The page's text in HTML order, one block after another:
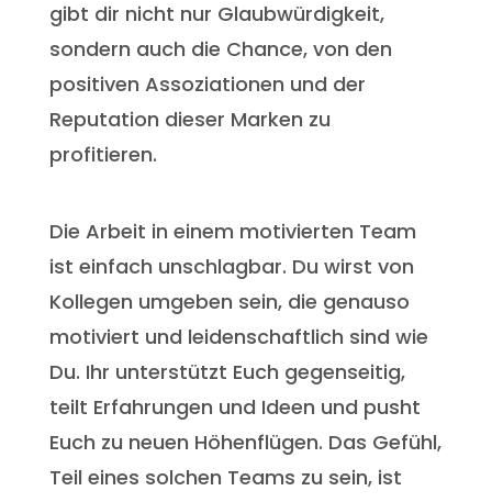
gibt dir nicht nur Glaubwürdigkeit,
sondern auch die Chance, von den
positiven Assoziationen und der
Reputation dieser Marken zu
profitieren.
Die Arbeit in einem motivierten Team
ist einfach unschlagbar. Du wirst von
Kollegen umgeben sein, die genauso
motiviert und leidenschaftlich sind wie
Du. Ihr unterstützt Euch gegenseitig,
teilt Erfahrungen und Ideen und pusht
Euch zu neuen Höhenflügen. Das Gefühl,
Teil eines solchen Teams zu sein, ist